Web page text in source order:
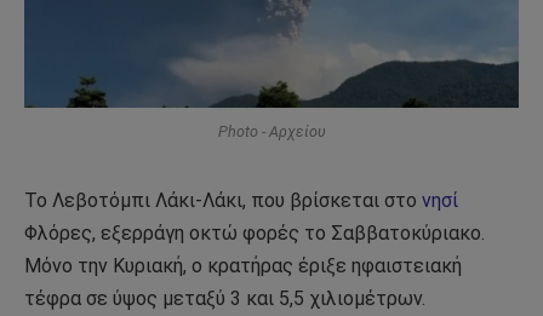
Photo - Αρχείου
Το Λεβοτόμπι Λάκι-Λάκι, που βρίσκεται στο νησί
Φλόρες, εξερράγη οκτώ φορές το Σαββατοκύριακο.
Μόνο την Κυριακή, ο κρατήρας έριξε ηφαιστειακή
τέφρα σε ύψος μεταξύ 3 και 5,5 χιλιομέτρων.